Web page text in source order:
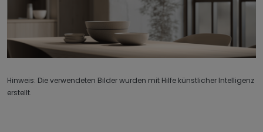
Hinweis: Die verwendeten Bilder wurden mit Hilfe künstlicher Intelligenz
erstellt.